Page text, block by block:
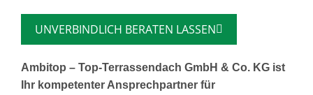
UNVERBINDLICH BERATEN LASSEN
Ambitop – Top-Terrassendach GmbH & Co. KG ist
Ihr kompetenter Ansprechpartner für